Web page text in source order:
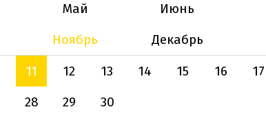
Май
Июнь
Ноябрь
Декабрь
11 12 13 14 15 16
17
28 29 30